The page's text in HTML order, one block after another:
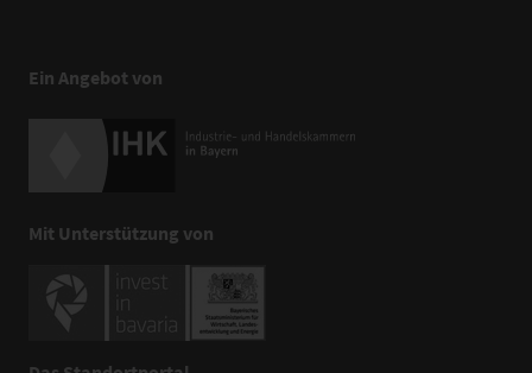
Ein Angebot von
Mit Unterstützung von